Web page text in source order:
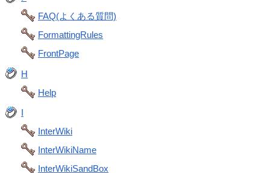
FAQ(よくある質問)
FormattingRules
FrontPage
H
Help
I
InterWiki
InterWikiName
InterWikiSandBox